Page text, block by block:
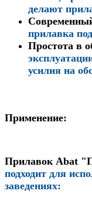
делают
прилавка
Простота в
усилия на
Применение:
Прилавок Abat
подходит для
заведениях: